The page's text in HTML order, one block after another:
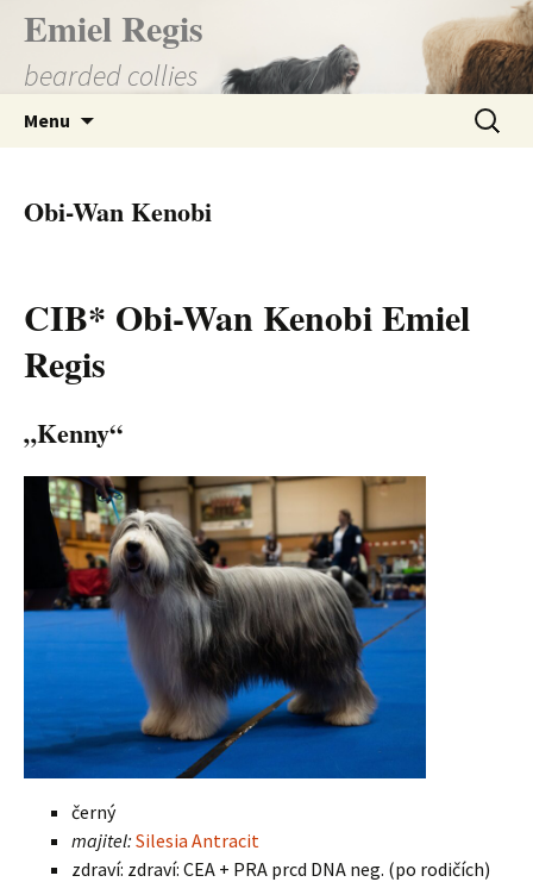
Přejít
obsahu
Emiel Regis
bearded collies
Menu
Obi-Wan Kenobi
CIB* Obi-Wan Kenobi Emiel
Regis
„Kenny“
černý
majitel: Silesia Antracit
zdraví: zdraví: CEA + PRA prcd DNA neg. (po rodičích)